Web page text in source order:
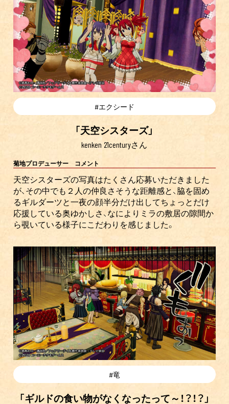
#エクシード
「天空シスターズ」
kenken 21centuryさん
菊地プロデューサー コメント
天空シスターズの写真はたくさん応募いただきました
が、その中でも２人の仲良さそうな距離感と、脇を固め
るギルダーツと一夜の顔半分だけ出してちょっとだけ
応援している奥ゆかしさ、なによりミラの敷居の隙間か
ら覗いている様子にこだわりを感じました。
#竜
「ギルドの食い物がなくなったって～！？！？」